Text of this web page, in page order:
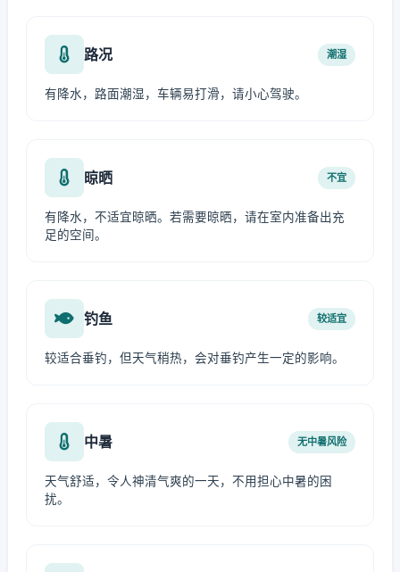
路况 潮湿
有降水，路面潮湿，车辆易打滑，请小心驾驶。
晾晒 不宜
有降水，不适宜晾晒。若需要晾晒，请在室内准备出充
足的空间。
钓鱼 较适宜
较适合垂钓，但天气稍热，会对垂钓产生一定的影响。
中暑 无中暑风险
天气舒适，令人神清气爽的一天，不用担心中暑的困
扰。